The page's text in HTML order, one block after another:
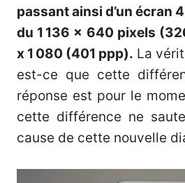
passant ainsi d’un écran
du 1 136 x 640 pixels
x 1 080 (401 ppp). La
est-ce que cette
réponse est pour le
cette différence ne
cause de cette nouvelle